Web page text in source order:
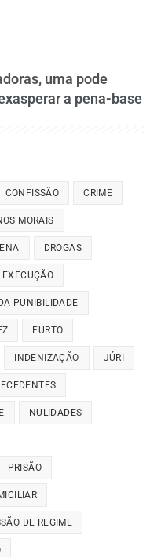
uma pode
a pena-base
CONFISSÃO CRIME
MORAIS
DROGAS
EXECUÇÃO
PUNIBILIDADE
FURTO
INDENIZAÇÃO JÚRI
NULIDADES
PRISÃO
DE REGIME